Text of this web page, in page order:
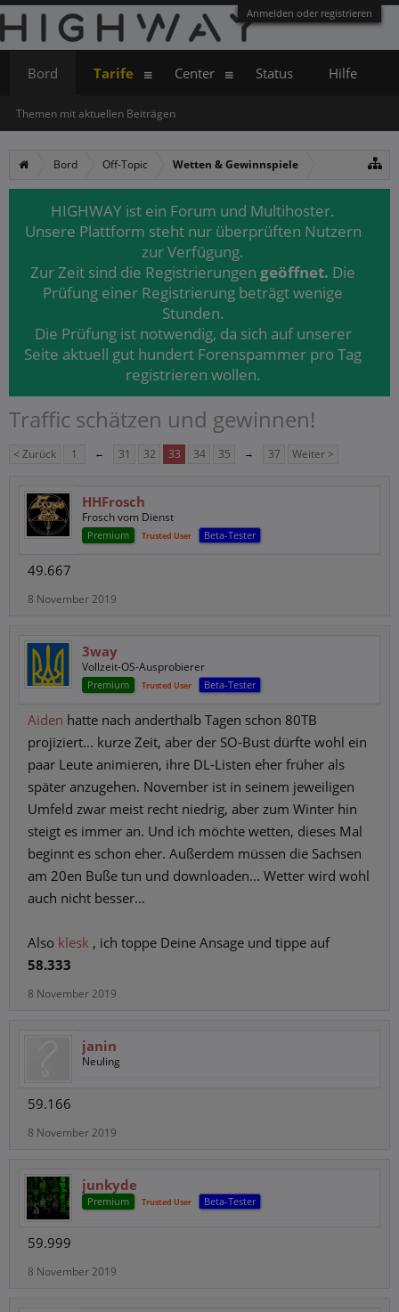
Anmelden oder registrieren
Bord Off-Topic Wetten & Gewinnspiele
HIGHWAY ist ein Forum und Multihoster.
Unsere Plattform steht nur überprüften Nutzern
zur Verfügung.
Zur Zeit sind die Registrierungen geöffnet. Die
Prüfung einer Registrierung beträgt wenige
Stunden.
Die Prüfung ist notwendig, da sich auf unserer
Seite aktuell gut hundert Forenspammer pro Tag
registrieren wollen.
Traffic schätzen und gewinnen!
< Zurück 1 ← 31 32 33 34 35 → 37 Weiter >
HHFrosch
Frosch vom Dienst
Premium Trusted User Beta-Tester
49.667
8 November 2019
3way
Vollzeit-OS-Ausprobierer
Premium Trusted User Beta-Tester
Aiden hatte nach anderthalb Tagen schon 80TB
projiziert... kurze Zeit, aber der SO-Bust dürfte wohl ein
paar Leute animieren, ihre DL-Listen eher früher als
später anzugehen. November ist in seinem jeweiligen
Umfeld zwar meist recht niedrig, aber zum Winter hin
steigt es immer an. Und ich möchte wetten, dieses Mal
beginnt es schon eher. Außerdem müssen die Sachsen
am 20en Buße tun und downloaden... Wetter wird wohl
auch nicht besser...
Also klesk , ich toppe Deine Ansage und tippe auf
58.333
8 November 2019
janin
Neuling
59.166
8 November 2019
junkyde
Premium Trusted User Beta-Tester
59.999
8 November 2019
Bord
Themen mit aktuellen Beiträgen
Tarife Center Status Hilfe